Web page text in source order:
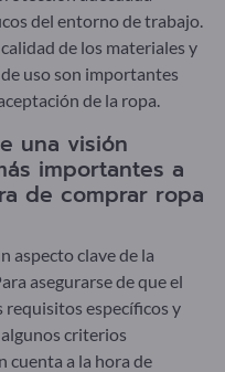
del entorno de trabajo.
de los materiales y
uso son importantes
de la ropa.
una visión
importantes a
de comprar ropa
aspecto clave de la
asegurarse de que el
específicos y
criterios
cuenta a la hora de